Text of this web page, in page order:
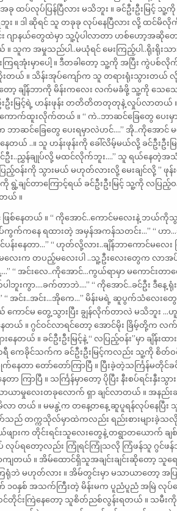
ထပ်လုပ်ပြန်ပြီလား မသိဘူး ။ ခင်ဦးဦးမြင့်
း ။ ဒါ ဆိုရင် သူ တခုခု လုပ်နေပြီလား လို့ ထင်
ျာနယ်တွေထဲမှာ သူ့ပုံပါလာတာ ဟစ်ဟော့အဆိုတ
သူက အမှုသည်ပါ..မယုံရင် မေးကြည့်ပါ..ရိုးရိုးသာ
ကြရအုံးမှာပေါ့ ။ ဒီတခါတော့ သူ့ကို အပြီး ကွဲ
ယ် ။ သိန်းအုပ်ကျော်က သူ တရားရုံးသွားတယ် လို့
ော့ ချိန်ဘာကို မိန်းကလေး လက်မခံဖို့ သူ့ကို သေသေခ
ဦးမြင့်ရဲ့ ဟန်းဖုန်း တတိတိတတုတုနဲ့ လှုပ်လာတယ် ။ ကို
ောက်ထူးလိုက်တယ် ။ “ ကဲ..ဘာဆင်ခြေတွေ ပေးမှာ
က ဘာဆင်ခြေတွေ ပေးရမှာလဲဟင်….” အို..ကိုအောင်
နေတယ် ..။ သူ ဟန်းဖုန်းကို ခေါ်လိမ့်မယ်လို့ ခင်ဦးဦးမ
ခင်ဦး..ညွှန်ချုပ်လို့ မထင်လိုက်ဘူး….” သူ ရယ်နေတဲ့အ
ပြည့်ဝန်းကို သွားမယ် မဟုတ်လားလို့ မေးချင်လို့ ”
ရွဲ့ချင်တာကြောင့်ရယ် ခင်ဦးဦးမြင့် သူ့ကို လပြ
ယ် ။
ဖြစ်နေတယ် ။ “ ကိုအောင်..ကောင်မလေးနဲ့ ဘ
က်ကနေ ရထားတဲ့ အမှန်အကန်သတင်း…” “ ဟာ…
းနေတာ…” “ ဟုတ်လို့လား..ချိန်ဘာကောင်မလေး
မလေးက တပည့်မလေးပါ ..သူ့ဦးလေးတွေက လာ
“ အင်းလေ..ကိုအောင်…ကွယ်ရာမှာ မကောင်းတ
းကွာ….ခက်တာဘဲ….” “ ကိုအောင်..ခင်ဦး ဒီနေ့ ရုံ
“ အင်း..အင်း…အိုကေ…” မိန်းမရဲ့ ဆူပွက်သံလေးတွ
င်မ တွေ့သွားပြီး ချွန်လိုက်တာလဲ မသိဘူး …ဟူး
တယ် ။ ဂွင်ဝင်လာရင်တော့ အောင်မိုး ခြိမ့်တို့က လက်
ေတယ် ။ ခင်ဦးဦးမြင့်နဲ့ “ လပြည့်ဝန်း”မှာ ချိန်းထ
ကေခိုင်သက်က ခင်ဦးဦးမြင့်ကလည်း သူ့ကို စိတ်ဝင်စ
ေတာ တော်တော်ကြာပြီ ။ ပြီးခဲ့တဲ့သင်္ကြန်မတိုင်
ကြာပြီ ။ သင်္ကြန်မှာတော့ ပိုပြီး နီးစပ်ရင်းနှီ
ာယာမှုလေးတခုလောက် ရှာ ချင်လာတယ် ။ အနည်းဆုံ
မိလာ တယ် ။ မမနွဲ့က တနေ့တနေ့ ဆူပူရန်လုပ်နေပ
ာ်သည် တက္ကသိုလ်မှာထဲကလည်း ရည်းစားများခဲ့သလို
ျားက တိုင်းရင်းသူလေးတွေနဲ့ တရွာတယောက် ချစ်
ချုပ် လုပ်ရတော့လည်း ကြုံရင်ကြုံသလို ကြံဖန်သူ ဂွင်ဖန်
တယ် ။ အိမ်ထောင်ရှိသူအချင်းချင်းဆိုတော့ သူရ
ဟုတ်လား ။ အိမ်တွင်းမှာ မသာယာတော့ အပြင်
စ် အသက်ကြီးတဲ့ မိန်းမက ပူညံပူညံ အမြဲ လုပ်န
င်တိုင်းကြဲနေတော့ သူစိတ်ညစ်လွန်းရတယ် ။ သမီး